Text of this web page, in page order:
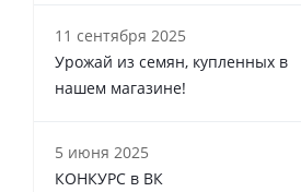
11 сентября 2025
Урожай из семян, купленных в
нашем магазине!
5 июня 2025
КОНКУРС в ВК